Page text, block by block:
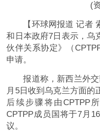
(
【环球网报道 记者
和日本政府7日表示，乌
伙伴关系协定》（
申请。
报道称，新西兰外
月5日收到乌克兰方面的
后续步骤将由CPTPP
CPTPP成员国将于7月
议。